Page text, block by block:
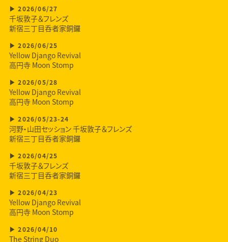
2026/06/27
千坂敦子＆フレンズ
新宿三丁目呑者家銅鑼
2026/06/25
Yellow Django Revival
高円寺 Moon Stomp
2026/05/28
Yellow Django Revival
高円寺 Moon Stomp
2026/05/23-24
河野・山田セッション 千坂敦子＆フレンズ
新宿三丁目呑者家銅鑼
2026/04/25
千坂敦子＆フレンズ
新宿三丁目呑者家銅鑼
2026/04/23
Yellow Django Revival
高円寺 Moon Stomp
2026/04/10
The String Duo